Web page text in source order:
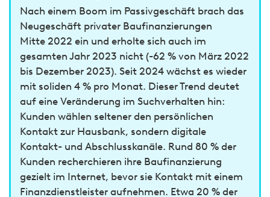
Nach einem Boom im Passivgeschäft brach das
Neugeschäft privater Baufinanzierungen
Mitte 2022 ein und erholte sich auch im
gesamten Jahr 2023 nicht (-62 % von März 2022
bis Dezember 2023). Seit 2024 wächst es wieder
mit soliden 4 % pro Monat. Dieser Trend deutet
auf eine Veränderung im Suchverhalten hin:
Kunden wählen seltener den persönlichen
Kontakt zur Hausbank, sondern digitale
Kontakt- und Abschlusskanäle. Rund 80 % der
Kunden recherchieren ihre Baufinanzierung
gezielt im Internet, bevor sie Kontakt mit einem
Finanzdienstleister aufnehmen. Etwa 20 % der